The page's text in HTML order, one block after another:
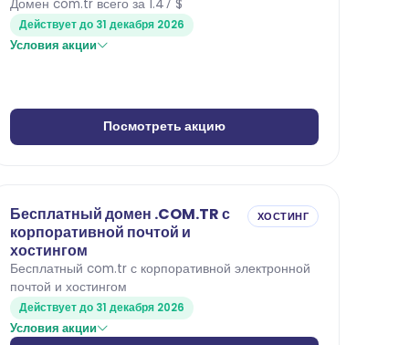
Домен com.tr всего за 1.47 $
Действует до 31 декабря 2026
Условия акции
Посмотреть акцию
Бесплатный домен .COM.TR с
корпоративной почтой и
хостингом
ХОСТИНГ
Бесплатный com.tr с корпоративной электронной
почтой и хостингом
Действует до 31 декабря 2026
Условия акции